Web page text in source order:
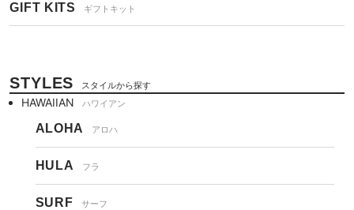
GIFT KITS ギフトキット
STYLES スタイルから探す
HAWAIIAN ハワイアン
ALOHA アロハ
HULA フラ
SURF サーフ